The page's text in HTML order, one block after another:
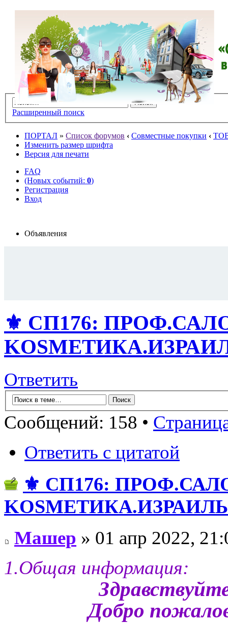
Расширенный поиск
ПОРТАЛ » Список форумов ‹ Совместные покупки ‹
Изменить размер шрифта
Версия для печати
FAQ
(Новых событий: 0)
Регистрация
Вход
Объявления
⚜️ СП176:
Ответить
Сообщений: 158 •
Ответить с цитатой
⚜️ СП176:
KОSMЕТИКA.ИЗРАИЛЬ!
Машер » 01 апр 2022,
1.Общая информация:
Добро